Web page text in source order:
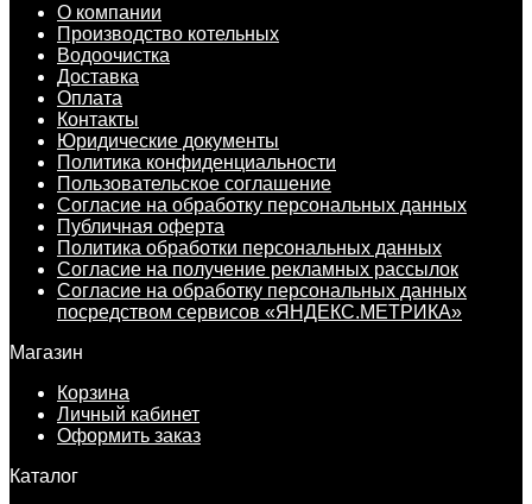
О компании
Производство котельных
Водоочистка
Доставка
Оплата
Контакты
Юридические документы
Политика конфиденциальности
Пользовательское соглашение
Согласие на обработку персональных данных
Публичная оферта
Политика обработки персональных данных
Согласие на получение рекламных рассылок
Согласие на обработку персональных данных
посредством сервисов «ЯНДЕКС.МЕТРИКА»
Магазин
Корзина
Личный кабинет
Оформить заказ
Каталог